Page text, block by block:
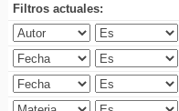
Filtros actuales: